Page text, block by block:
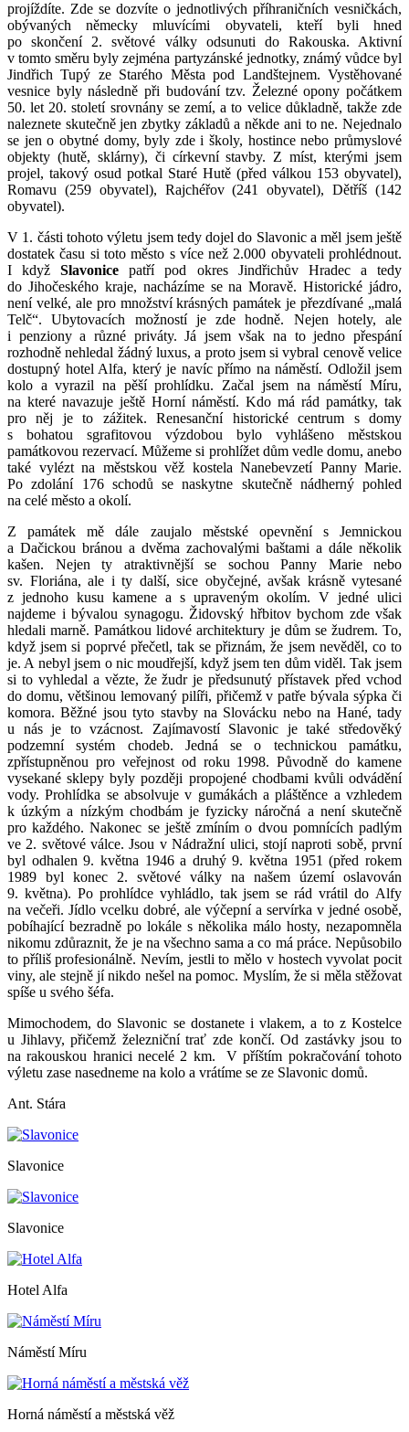
projíždíte. Zde se dozvíte o jednotlivých příhraničních vesničkách,
obývaných německy mluvícími obyvateli, kteří byli hned
po skončení 2. světové války odsunuti do Rakouska. Aktivní
v tomto směru byly zejména partyzánské jednotky, známý vůdce byl
Jindřich Tupý ze Starého Města pod Landštejnem. Vystěhované
vesnice byly následně při budování tzv. Železné opony počátkem
50. let 20. století srovnány se zemí, a to velice důkladně, takže zde
naleznete skutečně jen zbytky základů a někde ani to ne. Nejednalo
se jen o obytné domy, byly zde i školy, hostince nebo průmyslové
objekty (hutě, sklárny), či církevní stavby. Z míst, kterými jsem
projel, takový osud potkal Staré Hutě (před válkou 153 obyvatel),
Romavu (259 obyvatel), Rajchéřov (241 obyvatel), Dětříš (142
obyvatel).
V 1. části tohoto výletu jsem tedy dojel do Slavonic a měl jsem ještě
dostatek času si toto město s více než 2.000 obyvateli prohlédnout.
I kdyžSlavonice patří pod okres Jindřichův Hradec a tedy
do Jihočeského kraje, nacházíme se na Moravě. Historické jádro,
není velké, ale pro množství krásných památek je přezdívané „malá
Telč“. Ubytovacích možností je zde hodně. Nejen hotely, ale
i penziony a různé priváty. Já jsem však na to jedno přespání
rozhodně nehledal žádný luxus, a proto jsem si vybral cenově velice
dostupný hotel Alfa, který je navíc přímo na náměstí. Odložil jsem
kolo a vyrazil na pěší prohlídku. Začal jsem na náměstí Míru,
na které navazuje ještě Horní náměstí. Kdo má rád památky, tak
pro něj je to zážitek. Renesanční historické centrum s domy
s bohatou sgrafitovou výzdobou bylo vyhlášeno městskou
památkovou rezervací. Můžeme si prohlížet dům vedle domu, anebo
také vylézt na městskou věž kostela Nanebevzetí Panny Marie.
Po zdolání 176 schodů se naskytne skutečně nádherný pohled
na celé město a okolí.
Z památek mě dále zaujalo městské opevnění s Jemnickou
a Dačickou bránou a dvěma zachovalými baštami a dále několik
kašen. Nejen ty atraktivnější se sochou Panny Marie nebo
sv. Floriána, ale i ty další, sice obyčejné, avšak krásně vytesané
z jednoho kusu kamene a s upraveným okolím. V jedné ulici
najdeme i bývalou synagogu. Židovský hřbitov bychom zde však
hledali marně. Památkou lidové architektury je dům se žudrem. To,
když jsem si poprvé přečetl, tak se přiznám, že jsem nevěděl, co to
je. A nebyl jsem o nic moudřejší, když jsem ten dům viděl. Tak jsem
si to vyhledal a vězte, že žudr je předsunutý přístavek před vchod
do domu, většinou lemovaný pilíři, přičemž v patře bývala sýpka či
komora. Běžné jsou tyto stavby na Slovácku nebo na Hané, tady
u nás je to vzácnost. Zajímavostí Slavonic je také středověký
podzemní systém chodeb. Jedná se o technickou památku,
zpřístupněnou pro veřejnost od roku 1998. Původně do kamene
vysekané sklepy byly později propojené chodbami kvůli odvádění
vody. Prohlídka se absolvuje v gumákách a pláštěnce a vzhledem
k úzkým a nízkým chodbám je fyzicky náročná a není skutečně
pro každého. Nakonec se ještě zmíním o dvou pomnících padlým
ve 2. světové válce. Jsou v Nádražní ulici, stojí naproti sobě, první
byl odhalen 9. května 1946 a druhý 9. května 1951 (před rokem
1989 byl konec 2. světové války na našem území oslavován
9. května). Po prohlídce vyhládlo, tak jsem se rád vrátil do Alfy
na večeři. Jídlo vcelku dobré, ale výčepní a servírka v jedné osobě,
pobíhající bezradně po lokále s několika málo hosty, nezapomněla
nikomu zdůraznit, že je na všechno sama a co má práce. Nepůsobilo
to příliš profesionálně. Nevím, jestli to mělo v hostech vyvolat pocit
viny, ale stejně jí nikdo nešel na pomoc. Myslím, že si měla stěžovat
spíše u svého šéfa.
Mimochodem, do Slavonic se dostanete i vlakem, a to z Kostelce
u Jihlavy, přičemž železniční trať zde končí. Od zastávky jsou to
na rakouskou hranici necelé 2 km. V příštím pokračování tohoto
výletu zase nasedneme na kolo a vrátíme se ze Slavonic domů.
Ant. Stára
Slavonice
Slavonice
Hotel Alfa
Náměstí Míru
Horná náměstí a městská věž